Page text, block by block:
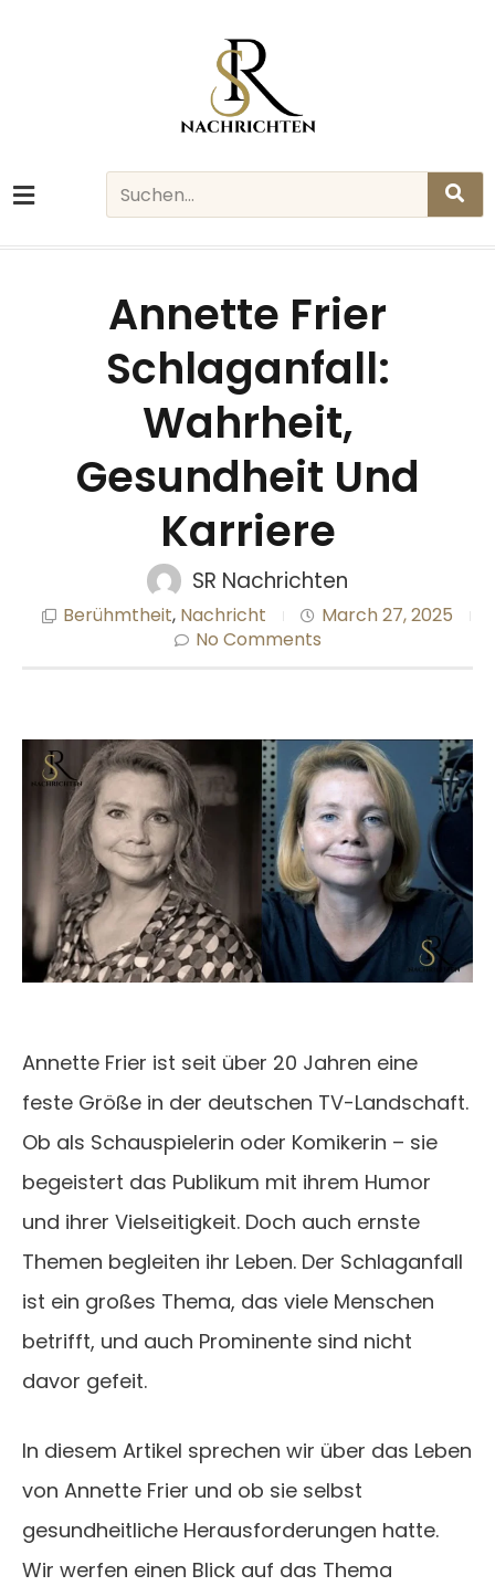
Annette Frier
Schlaganfall:
Wahrheit,
Gesundheit Und
Karriere
SR Nachrichten
Berühmtheit, Nachricht
March 27, 2025
No Comments
Annette Frier ist seit über 20 Jahren eine
feste Größe in der deutschen TV-Landschaft.
Ob als Schauspielerin oder Komikerin – sie
begeistert das Publikum mit ihrem Humor
und ihrer Vielseitigkeit. Doch auch ernste
Themen begleiten ihr Leben. Der Schlaganfall
ist ein großes Thema, das viele Menschen
betrifft, und auch Prominente sind nicht
davor gefeit.
In diesem Artikel sprechen wir über das Leben
von Annette Frier und ob sie selbst
gesundheitliche Herausforderungen hatte.
Wir werfen einen Blick auf das Thema